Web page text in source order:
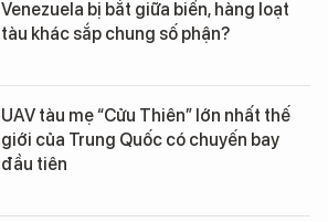
Venezuela bị bắt giữa biển, hàng loạt
tàu khác sắp chung số phận?
UAV tàu mẹ “Cửu Thiên” lớn nhất thế
giới của Trung Quốc có chuyến bay
đầu tiên